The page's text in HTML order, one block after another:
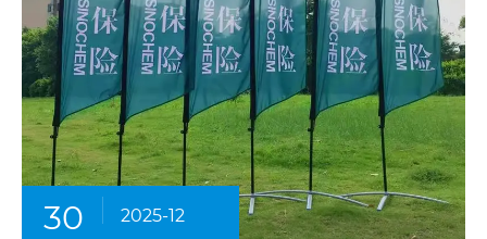
30 2025-12